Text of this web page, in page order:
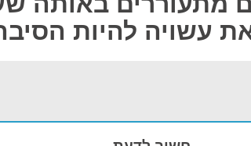
עשויה להיות